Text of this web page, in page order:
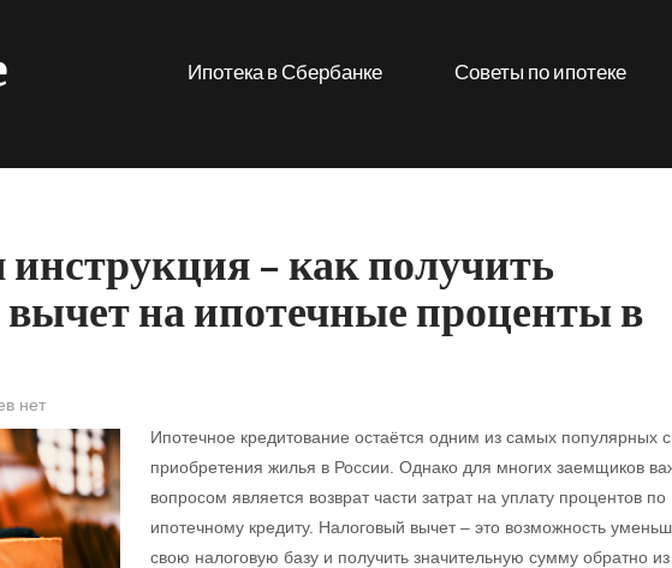
Ипотека в Сбербанке Советы по ипотеке
– как получить
на ипотечные проценты в
нет
Ипотечное кредитование остаётся одним из самых популярных
приобретения жилья в России. Однако для многих заемщиков
вопросом является возврат части затрат на уплату процентов по
ипотечному кредиту. Налоговый вычет – это возможность
свою налоговую базу и получить значительную сумму обратно из